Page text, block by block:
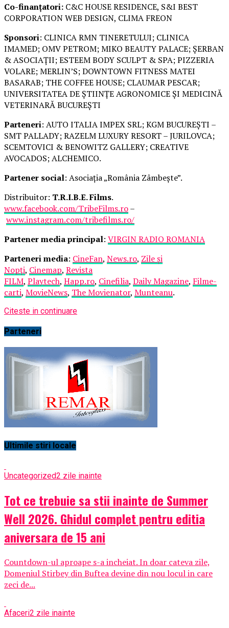
Co-finanțatori: C&C HOUSE RESIDENCE, S&I BEST
CORPORATION WEB DESIGN, CLIMA FREON
Sponsori: CLINICA RMN TINERETULUI; CLINICA
IMAMED; OMV PETROM; MIKO BEAUTY PALACE; ȘERBAN
& ASOCIAȚII; ESTEEM BODY SCULPT & SPA; PIZZERIA
VOLARE; MERLIN’S; DOWNTOWN FITNESS MATEI
BASARAB; THE COFFEE HOUSE; CLAUMAR PESCAR;
UNIVERSITATEA DE ȘTIINȚE AGRONOMICE ȘI MEDICINĂ
VETERINARĂ BUCUREȘTI
Parteneri: AUTO ITALIA IMPEX SRL; KGM BUCUREȘTI –
SMT PALLADY; RAZELM LUXURY RESORT – JURILOVCA;
SCEMTOVICI & BENOWITZ GALLERY; CREATIVE
AVOCADOS; ALCHEMICO.
Partener social: Asociația „România Zâmbește”.
Distribuitor: T.R.I.B.E. Films.
www.facebook.com/TribeFilms.ro–
www.instagram.com/tribefilms.ro/
Partener media principal: VIRGIN RADIO ROMANIA
Parteneri media: CineFan, News.ro, Zile și
Nopți, Cinemap, Revista
FILM, Playtech, Happ.ro, Cinefilia, Daily Magazine, Filme-
carti, MovieNews, The Movienator, Munteanu.
Citeste in continuare
Parteneri
Ultimile stiri locale
Uncategorized2 zile inainte
Tot ce trebuie sa stii inainte de Summer
Well 2026. Ghidul complet pentru editia
aniversara de 15 ani
Countdown-ul aproape s-a incheiat. In doar cateva zile,
Domeniul Stirbey din Buftea devine din nou locul in care
zeci de...
Afaceri2 zile inainte